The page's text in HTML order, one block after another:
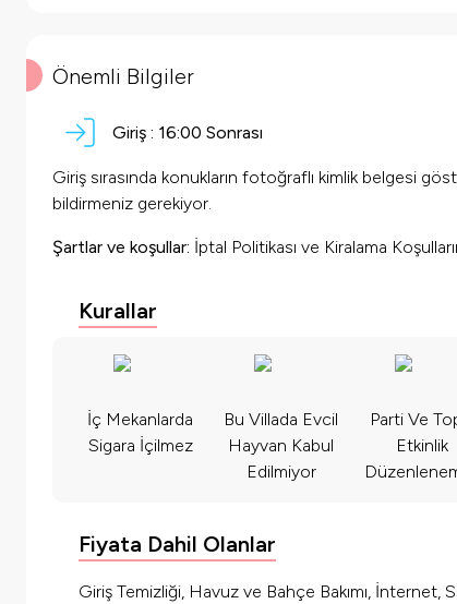
Önemli Bilgiler
Giriş : 16:00 Sonrası
Giriş sırasında konukların fotoğraflı kimlik belgesi
bildirmeniz gerekiyor.
Şartlar ve koşullar: İptal Politikası ve Kiralama
Kurallar
İç Mekanlarda
Sigara İçilmez
Bu Villada Evcil
Hayvan Kabul
Edilmiyor
Parti Ve
Etkinlik
Fiyata Dahil Olanlar
Giriş Temizliği, Havuz ve Bahçe Bakımı, İnternet,